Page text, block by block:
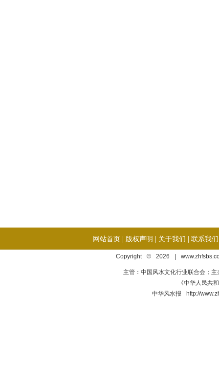
网站首页 | 版权声明 | 关于我们 | 联系我们
Copyright © 2026 |
主管：中国风水文化行业联合会；
《中华人民共
中华风水报 http://